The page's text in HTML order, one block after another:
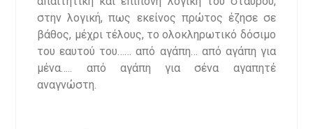
στην λογική, πως εκείνος πρώτος έζησε σε
βάθος, μέχρι τέλους, το ολοκληρωτικό δόσιμο
του εαυτού του…… από αγάπη… από αγάπη για
μένα….. από αγάπη για σένα αγαπητέ
αναγνώστη.